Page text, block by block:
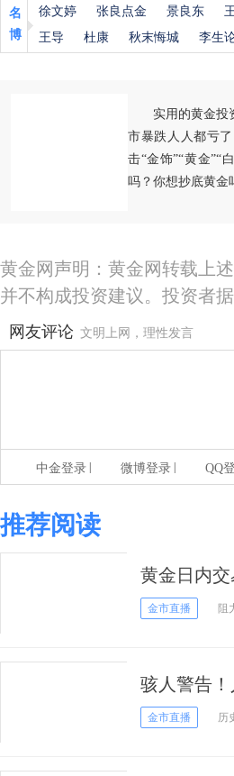
名
博
徐文婷 张良点金 景良东
王导
杜康 秋末悔城 李生
实用的黄金投
市暴跌人人都亏
击“金饰”“黄金”“
吗？你想抄底黄金
黄金网声明：黄金网转载上
并不构成投资建议。投资者
网友评论 文明上网，理性发言
中金登录 微博登录 QQ
推荐阅读
黄金日内
继续看空
金市直播 阻
骇人警告
来首次超
金市直播 历